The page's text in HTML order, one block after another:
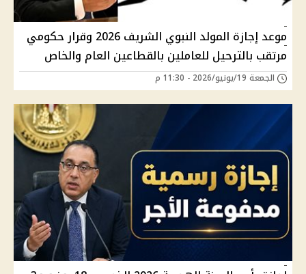
موعد إجازة المولد النبوي الشريف 2026 وقرار حكومي
مرتقب بالترحيل للعاملين بالقطاعين العام والخاص
الجمعة 19/يونيو/2026 - 11:30 م